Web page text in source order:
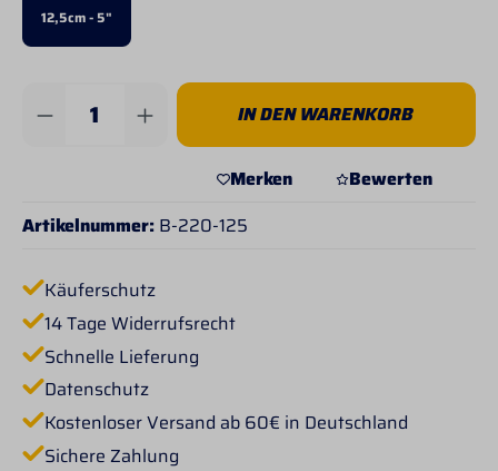
12,5cm - 5"
Produkt Anzahl: Gib den gewünschten
IN DEN WARENKORB
Merken
Bewerten
Artikelnummer: B-220-125
Käuferschutz
14 Tage Widerrufsrecht
Schnelle Lieferung
Datenschutz
Kostenloser Versand ab 60€ in Deutschland
Sichere Zahlung